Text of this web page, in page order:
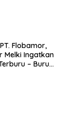
PT. Flobamor,
Melki Ingatkan
– Buru